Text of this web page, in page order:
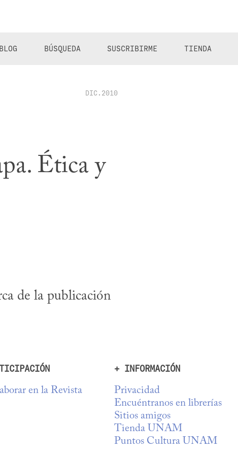
BLOG BÚSQUEDA SUSCRIBIRME TIENDA
DIC.2010
Ética y
de la publicación
en la Revista
+ INFORMACIÓN
Privacidad
Encuéntranos en librerías
Sitios amigos
Tienda UNAM
Puntos Cultura UNAM